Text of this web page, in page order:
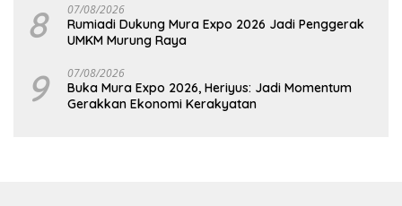
8 07/08/2026
Rumiadi Dukung Mura Expo 2026 Jadi Penggerak
UMKM Murung Raya
9 07/08/2026
Buka Mura Expo 2026, Heriyus: Jadi Momentum
Gerakkan Ekonomi Kerakyatan